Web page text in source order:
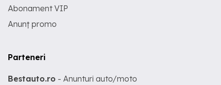
Abonament VIP
Anunț promo
Parteneri
Bestauto.ro - Anunturi auto/moto